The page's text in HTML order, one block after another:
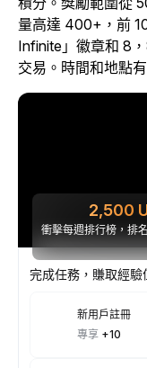
量高達 400+，前
Infinite」徽章和 8
交易。時間和地點有
2,500
衝擊每週排行榜，排
完成任務，賺取經驗
新用戶註冊
專享 +10